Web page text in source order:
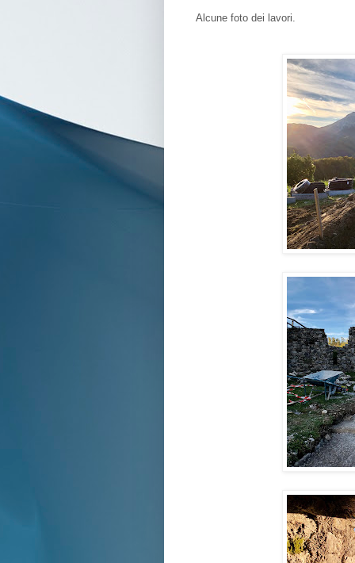
Alcune foto dei lavori.